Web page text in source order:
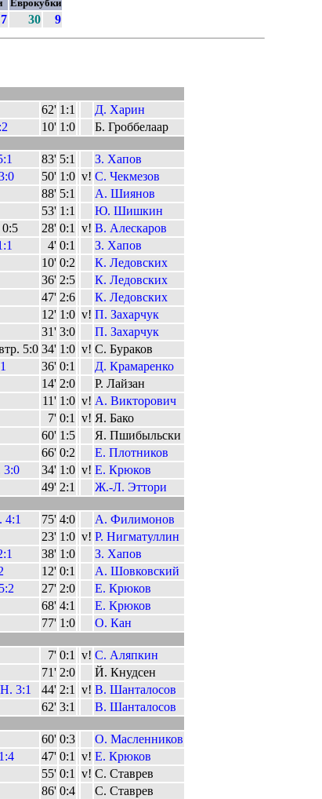
Еврокубки
7 30 9
62' 1:1
Д. Харин
10' 1:0 Б. Гроббелаар
83' 5:1
З. Хапов
50' 1:0 v! С. Чекмезов
88' 5:1
А. Шиянов
53' 1:1
Ю. Шишкин
0:5 28' 0:1 v! В. Алескаров
4' 0:1
З. Хапов
10' 0:2
К. Ледовских
36' 2:5
К. Ледовских
47' 2:6
К. Ледовских
12' 1:0 v! П. Захарчук
31' 3:0
П. Захарчук
5:0 34' 1:0 v! С. Бураков
36' 0:1
Д. Крамаренко
14' 2:0
Р. Лайзан
11' 1:0 v! А. Викторович
7' 0:1 v! Я. Бако
60' 1:5
Я. Пшибыльски
66' 0:2
Е. Плотников
3:0 34' 1:0 v! Е. Крюков
49' 2:1 Ж.-Л. Эттори
4:1 75' 4:0
А. Филимонов
23' 1:0 v! Р. Нигматуллин
38' 1:0
З. Хапов
12' 0:1
А. Шовковский
27' 2:0
Е. Крюков
68' 4:1
Е. Крюков
77' 1:0 О. Кан
7' 0:1 v! С. Аляпкин
71' 2:0
Й. Кнудсен
3:1 44' 2:1 v! В. Шанталосов
62' 3:1 В. Шанталосов
60' 0:3
О. Масленников
47' 0:1 v! Е. Крюков
55' 0:1 v! С. Ставрев
86' 0:4
С. Ставрев